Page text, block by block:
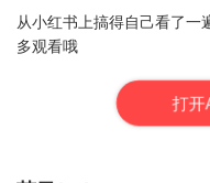
从小红书上搞得自己看了一
多观看哦
打开